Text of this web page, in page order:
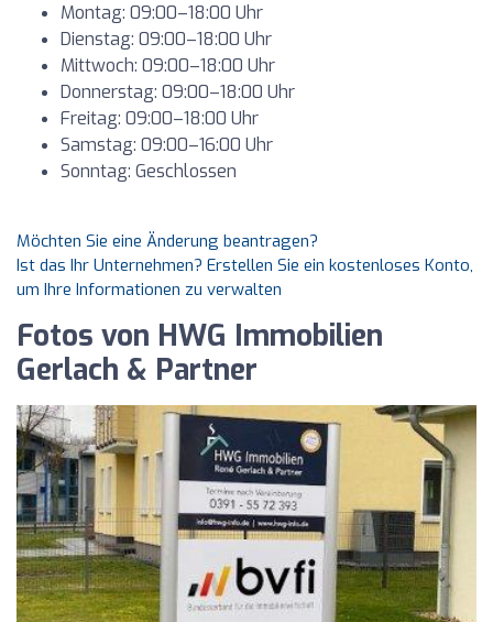
Montag: 09:00–18:00 Uhr
Dienstag: 09:00–18:00 Uhr
Mittwoch: 09:00–18:00 Uhr
Donnerstag: 09:00–18:00 Uhr
Freitag: 09:00–18:00 Uhr
Samstag: 09:00–16:00 Uhr
Sonntag: Geschlossen
Möchten Sie eine Änderung beantragen?
Ist das Ihr Unternehmen? Erstellen Sie ein kostenloses Konto,
um Ihre Informationen zu verwalten
Fotos von HWG Immobilien
Gerlach & Partner